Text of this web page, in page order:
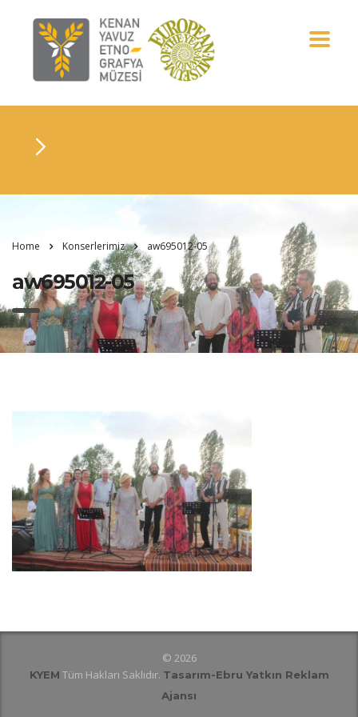
Home Konserlerimiz aw695012-05
aw695012-05
© 2026
KYEM Tüm Hakları Saklıdır. Tasarım-Ebru Yatkın Reklam
Ajansı